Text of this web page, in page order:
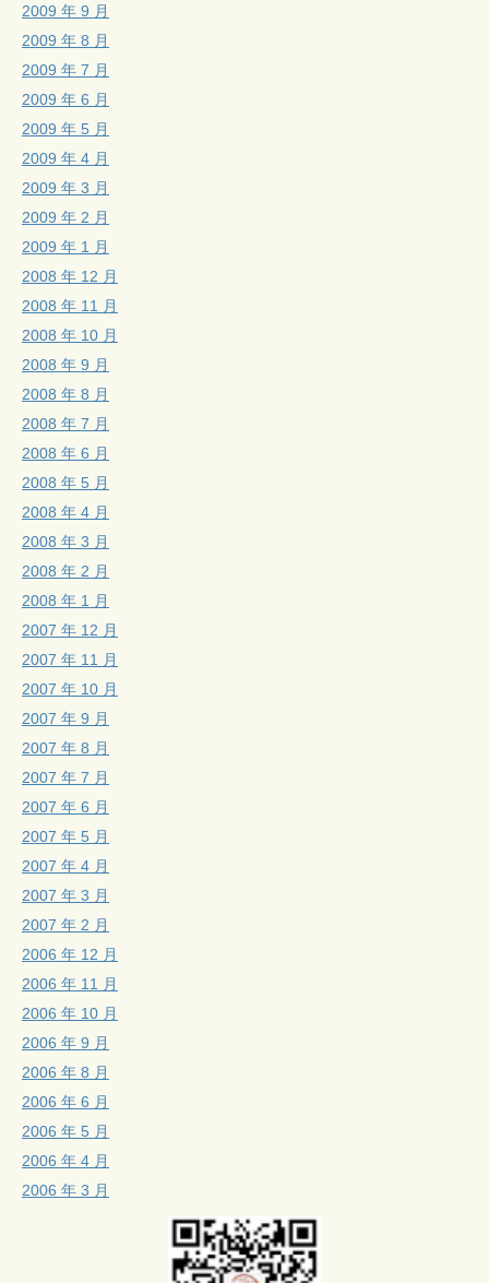
2009 年 9 月
2009 年 8 月
2009 年 7 月
2009 年 6 月
2009 年 5 月
2009 年 4 月
2009 年 3 月
2009 年 2 月
2009 年 1 月
2008 年 12 月
2008 年 11 月
2008 年 10 月
2008 年 9 月
2008 年 8 月
2008 年 7 月
2008 年 6 月
2008 年 5 月
2008 年 4 月
2008 年 3 月
2008 年 2 月
2008 年 1 月
2007 年 12 月
2007 年 11 月
2007 年 10 月
2007 年 9 月
2007 年 8 月
2007 年 7 月
2007 年 6 月
2007 年 5 月
2007 年 4 月
2007 年 3 月
2007 年 2 月
2006 年 12 月
2006 年 11 月
2006 年 10 月
2006 年 9 月
2006 年 8 月
2006 年 6 月
2006 年 5 月
2006 年 4 月
2006 年 3 月